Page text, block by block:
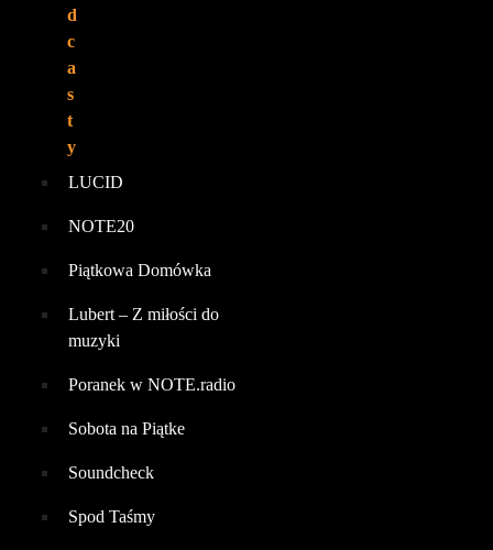
d
c
a
s
t
y
LUCID
NOTE20
Piątkowa Domówka
Lubert – Z miłości do
muzyki
Poranek w NOTE.radio
Sobota na Piątke
Soundcheck
Spod Taśmy